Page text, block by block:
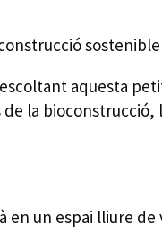
aquesta
de la
en un espai lliure